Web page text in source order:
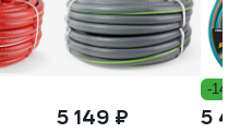
5 149 ₽
-14%
5